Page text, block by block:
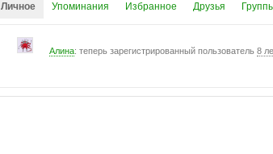
Личное Упоминания Избранное Друзья
Алина: теперь зарегистрированный пользователь 8